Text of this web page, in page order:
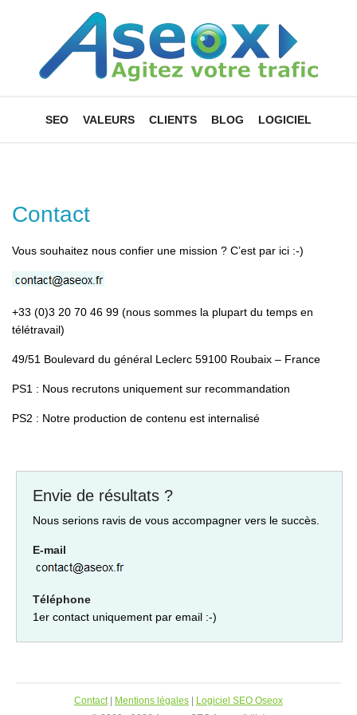
SEO VALEURS CLIENTS BLOG LOGICIEL
Contact
Vous souhaitez nous confier une mission ? C’est par ici :-)
+33 (0)3 20 70 46 99 (nous sommes la plupart du temps en
télétravail)
49/51 Boulevard du général Leclerc 59100 Roubaix – France
PS1 : Nous recrutons uniquement sur recommandation
PS2 : Notre production de contenu est internalisé
Envie de résultats ?
Nous serions ravis de vous accompagner vers le succès.
E-mail
Téléphone
1er contact uniquement par email :-)
Contact| Mentions légales
Logiciel SEO Oseox